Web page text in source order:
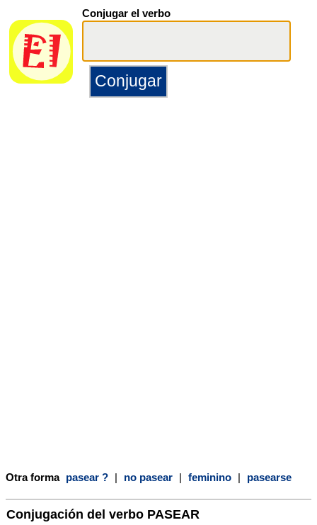
Conjugar el verbo
Otra forma pasear ? | no pasear | feminino | pasearse
Conjugación del verbo PASEAR